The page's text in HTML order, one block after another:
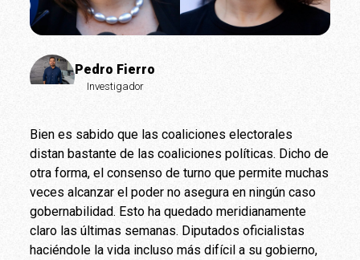
Pedro Fierro
Investigador
Bien es sabido que las coaliciones electorales
distan bastante de las coaliciones políticas. Dicho de
otra forma, el consenso de turno que permite muchas
veces alcanzar el poder no asegura en ningún caso
gobernabilidad. Esto ha quedado meridianamente
claro las últimas semanas. Diputados oficialistas
haciéndole la vida incluso más difícil a su gobierno,